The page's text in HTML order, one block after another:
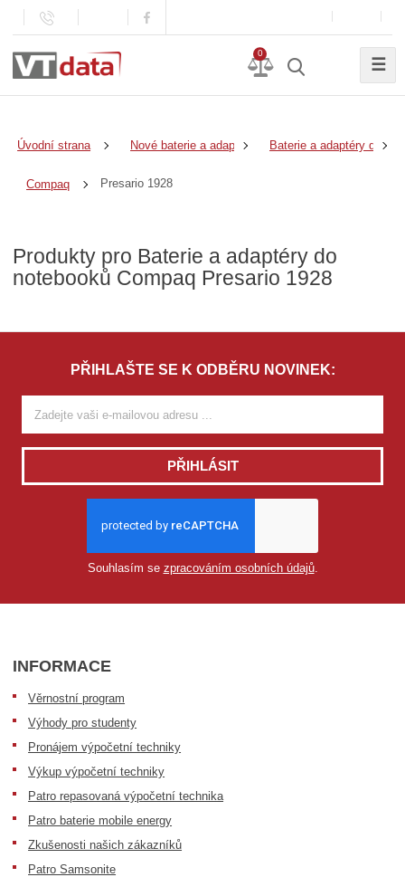
0
☰
Úvodní strana Nové baterie a adaptéry Baterie a adaptéry do
Compaq Presario 1928
Produkty pro Baterie a adaptéry do
notebooků Compaq Presario 1928
PŘIHLAŠTE SE K ODBĚRU NOVINEK:
PŘIHLÁSIT
Souhlasím se zpracováním osobních údajů.
INFORMACE
Věrnostní program
Výhody pro studenty
Pronájem výpočetní techniky
Výkup výpočetní techniky
Patro repasovaná výpočetní technika
Patro baterie mobile energy
Zkušenosti našich zákazníků
Patro Samsonite